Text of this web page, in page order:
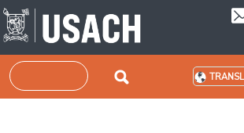
Skip to main content
Search